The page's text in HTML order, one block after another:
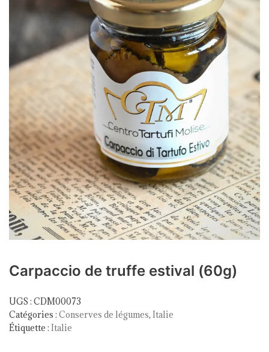
Carpaccio de truffe estival (60g)
UGS : CDM00073
Catégories : Conserves de légumes, Italie
Étiquette : Italie